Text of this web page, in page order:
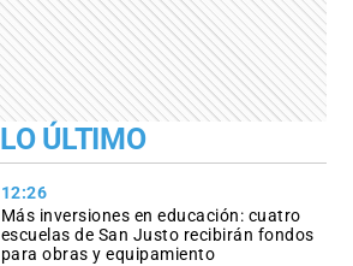
LO ÚLTIMO
12:26
Más inversiones en educación: cuatro
escuelas de San Justo recibirán fondos
para obras y equipamiento